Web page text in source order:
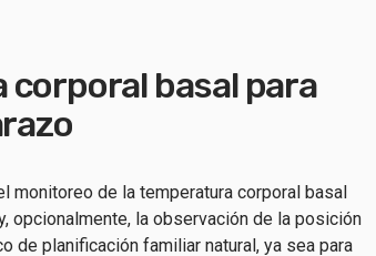
corporal basal para
monitoreo de la temperatura corporal basal
opcionalmente, la observación de la posición
de planificación familiar natural, ya sea para